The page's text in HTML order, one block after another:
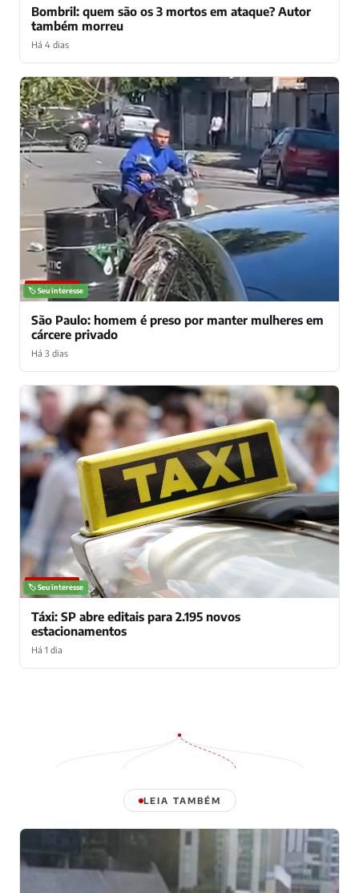
Bombril: quem são os 3 mortos em ataque? Autor
também morreu
Há 4 dias
NOTÍCIAS
🏷️ Seu interesse
São Paulo: homem é preso por manter mulheres em
cárcere privado
Há 3 dias
NOTÍCIAS
🏷️ Seu interesse
Táxi: SP abre editais para 2.195 novos
estacionamentos
Há 1 dia
LEIA TAMBÉM